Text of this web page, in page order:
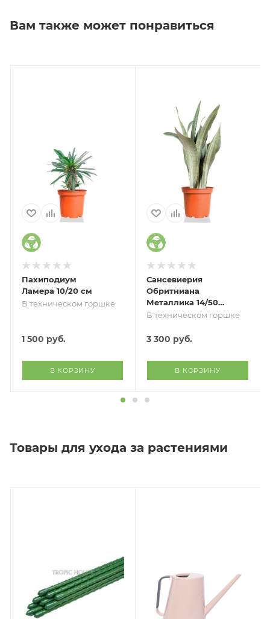
Вам также может понравиться
Пахиподиум
Ламера 10/20 см
В техническом горшке
1 500 руб.
В КОРЗИНУ
Сансевиерия
Обритниана
Металлика 14/50
см
В техническом горшке
3 300 руб.
В КОРЗИНУ
Товары для ухода за растениями